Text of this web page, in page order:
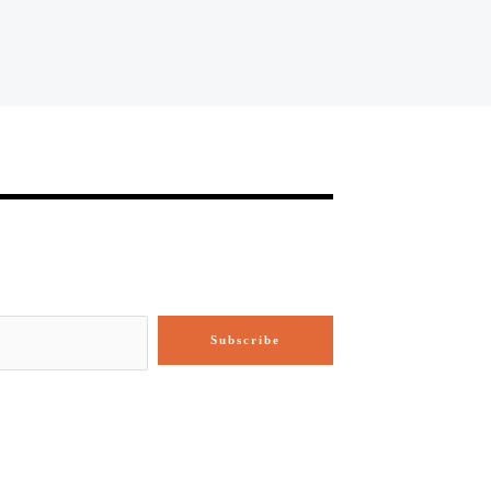
Subscribe